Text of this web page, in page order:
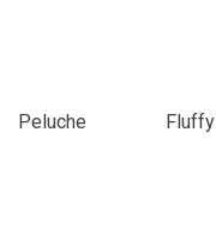
Peluche Fluffy